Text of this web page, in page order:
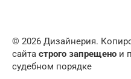
© 2026 Дизайнерия.
сайта строго запрещено и
судебном порядке